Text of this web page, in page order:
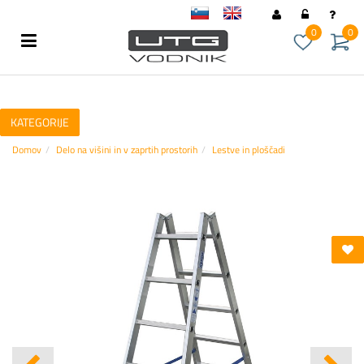
0
0
KATEGORIJE
Domov Delo na višini in v zaprtih prostorih Lestve in ploščadi